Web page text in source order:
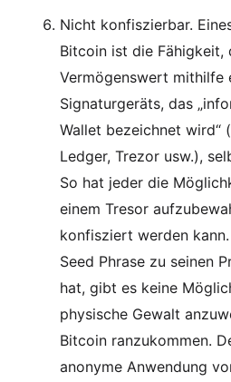
Nicht konfiszierbar.
Bitcoin ist die Fähigkeit,
Vermögenswert mithilfe
Signaturgeräts, das
Wallet bezeichnet wird“
Ledger, Trezor usw.),
So hat jeder die
einem Tresor
konfisziert werden
Seed Phrase zu seinen
hat, gibt es keine
physische Gewalt
Bitcoin ranzukommen.
anonyme Anwendung